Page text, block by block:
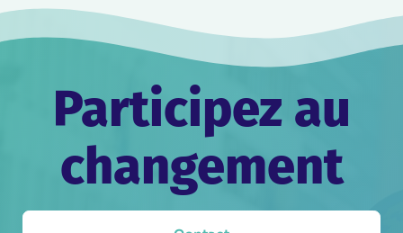
Participez au
changement